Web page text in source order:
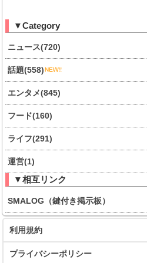
▼Category
ニュース(720)
話題(558)
エンタメ(845)
フード(160)
ライフ(291)
運営(1)
▼相互リンク
SMALOG（鍵付き掲示板）
利用規約
プライバシーポリシー